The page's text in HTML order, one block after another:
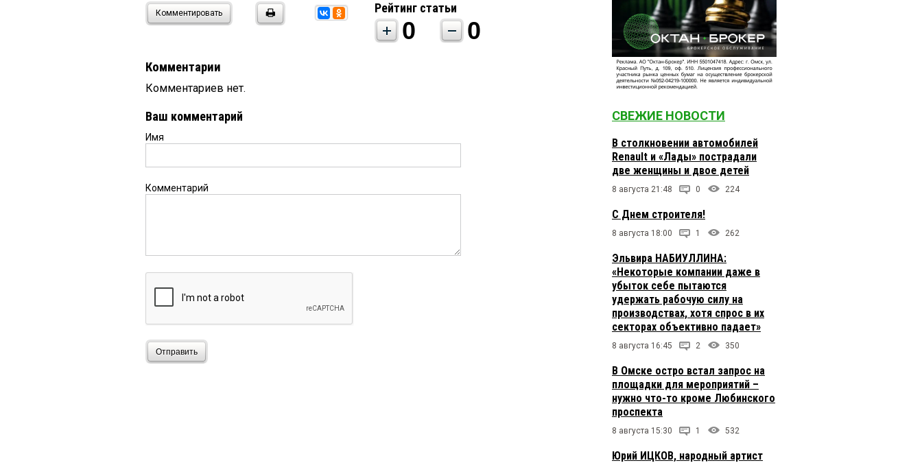
Комментировать Рейтинг статьи
0 0
Комментарии
Комментариев нет.
Ваш комментарий
Имя
Комментарий
Отправить
СВЕЖИЕ НОВОСТИ
В столкновении автомобилей
Renault и «Лады» пострадали
две женщины и двое детей
8 августа 21:48 0 224
С Днем строителя!
8 августа 18:00 1 262
Эльвира НАБИУЛЛИНА:
«Некоторые компании даже в
убыток себе пытаются
удержать рабочую силу на
производствах, хотя спрос в их
секторах объективно падает»
8 августа 16:45 2 350
В Омске остро встал запрос на
площадки для мероприятий –
нужно что-то кроме Любинского
проспекта
8 августа 15:30 1 532
Юрий ИЦКОВ, народный артист